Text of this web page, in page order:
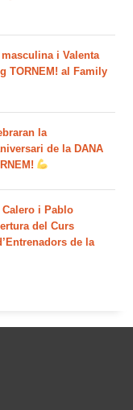
i Valenta
TORNEM! al Family
la
de la DANA
i Pablo
del Curs
de la